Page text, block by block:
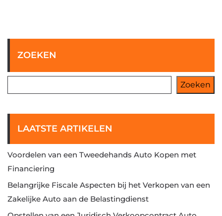
ZOEKEN
Zoeken
LAATSTE ARTIKELEN
Voordelen van een Tweedehands Auto Kopen met
Financiering
Belangrijke Fiscale Aspecten bij het Verkopen van een
Zakelijke Auto aan de Belastingdienst